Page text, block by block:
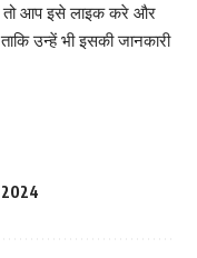
आप इसे लाइक करे और
उन्हें भी इसकी जानकारी